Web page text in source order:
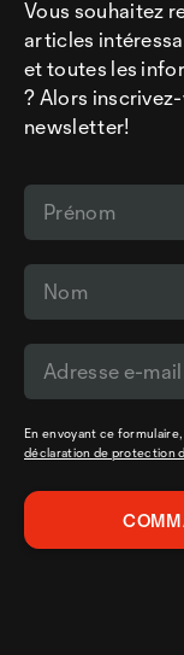
Vous souhaitez
articles
et toutes les
? Alors
newsletter!
En envoyant ce
déclaration de protection